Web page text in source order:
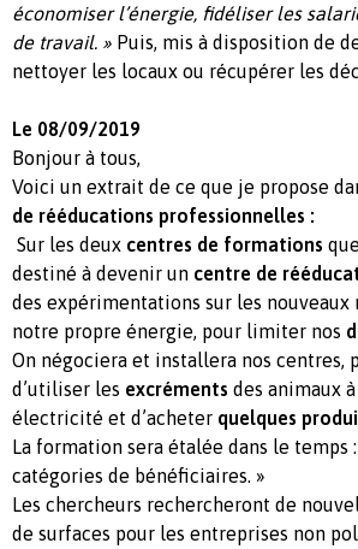
économiser l’énergie, fidéliser les
de travail. » Puis, mis à disposition de
nettoyer les locaux ou récupérer les
Le 08/09/2019
Bonjour à tous,
Voici un extrait de ce que je propose
de rééducations professionnelles :
Sur les deux centres de formations
destiné à devenir un centre de
des expérimentations sur les
notre propre énergie, pour limiter nos
On négociera et installera nos
d’utiliser les excréments des animaux
électricité et d’acheter quelques
La formation sera étalée dans le temps
catégories de bénéficiaires. »
Les chercheurs rechercheront de
de surfaces pour les entreprises non